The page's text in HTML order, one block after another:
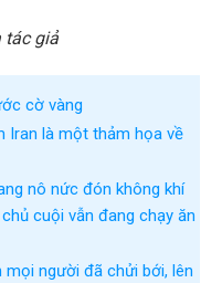
tác giả
cờ vàng
Iran là một thảm họa về
nô nức đón không khí
cuội vẫn đang chạy ăn
mọi người đã chửi bới, lên